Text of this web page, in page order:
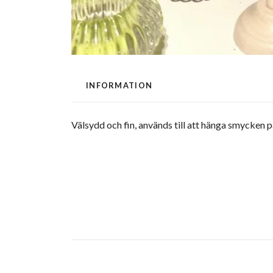
INFORMATION
Välsydd och fin, används till att hänga smycken